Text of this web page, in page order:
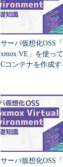
サーバ仮想化OSS
xmox VE」を使っ
Cコンテナを作成す
サーバ仮想化OSS